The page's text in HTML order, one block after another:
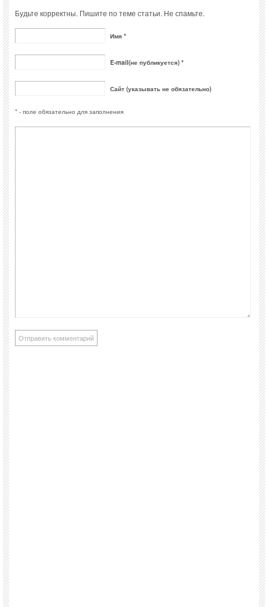
Будьте корректны. Пишите по теме статьи. Не спамьте.
Имя *
E-mail(не публикуется) *
Сайт (указывать не обязательно)
* - поле обязательно для заполнения